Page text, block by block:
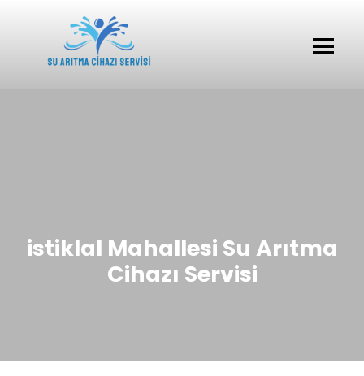
istiklal Mahallesi Su Arıtma
Cihazı Servisi